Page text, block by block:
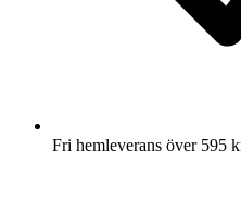
Fri hemleverans över 595